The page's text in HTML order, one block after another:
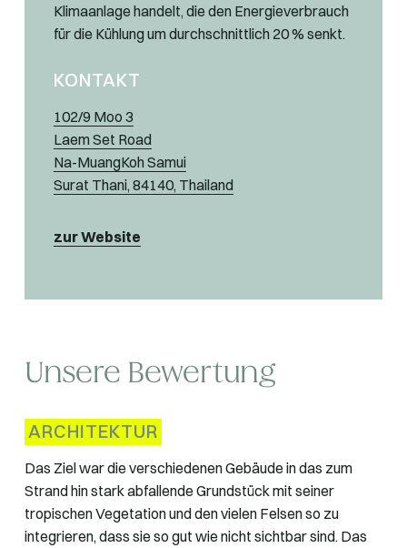
Klimaanlage handelt, die den Energieverbrauch
für die Kühlung um durchschnittlich 20 % senkt.
KONTAKT
102/9 Moo 3
Laem Set Road
Na-MuangKoh Samui
Surat Thani, 84140, Thailand
zur Website
Unsere Bewertung
ARCHITEKTUR
Das Ziel war die verschiedenen Gebäude in das zum
Strand hin stark abfallende Grundstück mit seiner
tropischen Vegetation und den vielen Felsen so zu
integrieren, dass sie so gut wie nicht sichtbar sind. Das